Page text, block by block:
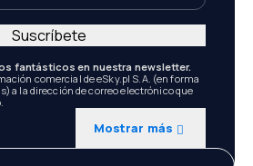
fantásticos en nuestra newsletter.
comercial de eSky.pl S.A. (en forma
a la dirección de correo electrónico que
Mostrar más
Suscríbete